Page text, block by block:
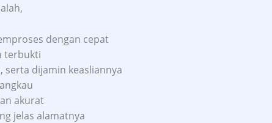
dengan cepat
terbukti
serta dijamin keasliannya
akurat
jelas alamatnya